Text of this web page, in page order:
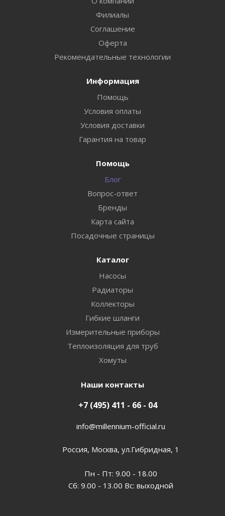
Филиалы
Соглашение
Оферта
Рекомендательные технологии
Информация
Помощь
Условия оплаты
Условия доставки
Гарантия на товар
Помощь
Блог
Вопрос-ответ
Бренды
Карта сайта
Посадочные страницы
Каталог
Насосы
Радиаторы
Коллекторы
Гибкие шланги
Измерительные приборы
Теплоизоляция для труб
Хомуты
Наши контакты
+7 (495) 411 - 66 - 04
info@millennium-official.ru
Россия, Москва, ул.Гибридная, 1
Пн - Пт: 9.00 - 18.00
Сб: 9.00 - 13.00 Вс: выходной